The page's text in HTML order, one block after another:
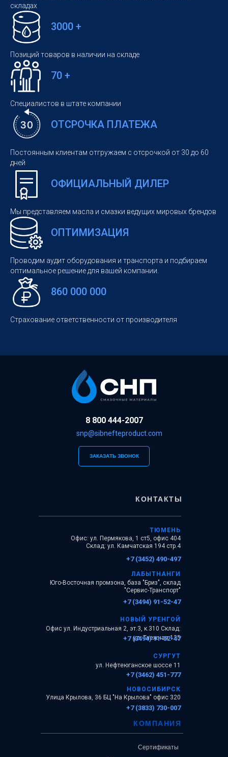
складах
3000 +
Позиций товаров в наличии на складе
70 +
Специалистов в штате компании
ОТСРОЧКА ПЛАТЕЖА
Постоянным клиентам отгружаем с отсрочкой от 30 до 60
дней
ОФИЦИАЛЬНЫЙ ДИЛЕР
Мы представляем масла и смазки ведущих мировых брендов
ОПТИМИЗАЦИЯ
Проводим аудит оборудования и транспорта и подбираем
оптимальное решение для вашей компании.
860 000 000
Страхование ответственности от производителя
8 800 444-2007
ЗАКАЗАТЬ ЗВОНОК
snp@sibnefteproduct.com
КОНТАКТЫ
КОМПАНИЯ
Сертификаты
Офис: ул. Пермякова, 1 ст5, офис 404
Склад: ул. Камчатская 194 стр.4
+7 (3452) 490-497
ТЮМЕНЬ
Юго-Восточная промзона, база "Бриз", склад
"Сервис-Транспорт"
+7 (3494) 91-52-47
ЛАБЫТНАНГИ
Офис ул. Индустриальная 2, эт.3, к.310 Склад:
ул. Таежная 135
+7 (3494) 91-52-47
НОВЫЙ УРЕНГОЙ
ул. Нефтеюганское шоссе 11
+7 (3462) 451-777
СУРГУТ
Улица Крылова, 36 БЦ "На Крылова" офис 320
+7 (3833) 730-007
НОВОСИБИРСК